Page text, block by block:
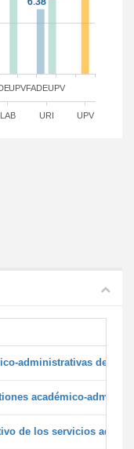
FADE
UPV UPV
LAB URI UPV
administrativas de la
académico-
de los servicios